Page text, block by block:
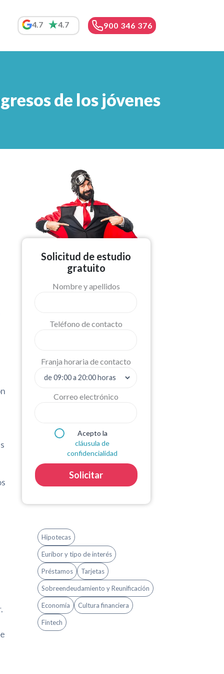
4.7 4.7 900 346 376
de los jóvenes
Solicitud de estudio
gratuito
Nombre y apellidos
Teléfono de contacto
Franja horaria de contacto
Correo electrónico
Acepto la
cláusula de
confidencialidad
Solicitar
Hipotecas
Euríbor y tipo de interés
Préstamos Tarjetas
Sobreendeudamiento y Reunificación
Economía Cultura financiera
Fintech